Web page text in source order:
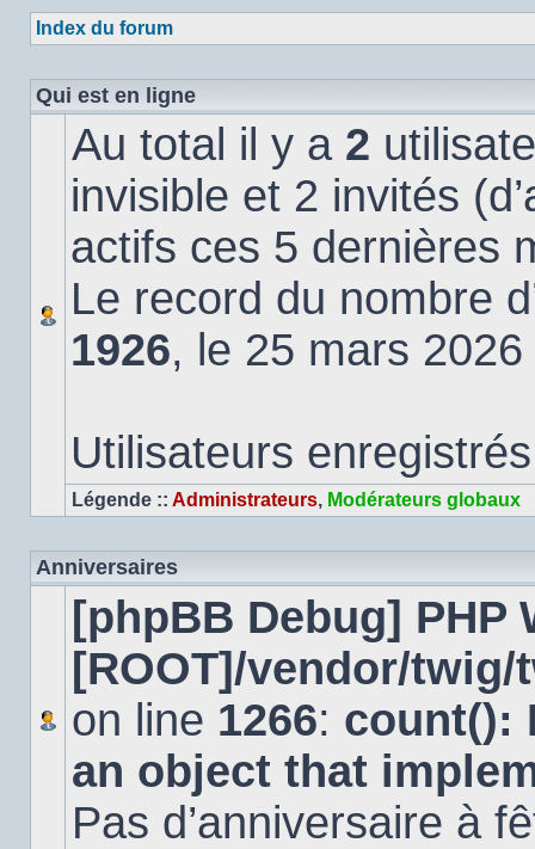
Index du forum
Qui est en ligne
Au total il y a 2
invisible et 2 invités
actifs ces 5 dernières
Le record du nombre
1926, le 25 mars 2026
Utilisateurs
Légende :: Administrateurs, Modérateurs globaux
Anniversaires
[phpBB Debug] PHP
[ROOT]/vendor/
on line 1266: count():
an object that
Pas d’anniversaire à